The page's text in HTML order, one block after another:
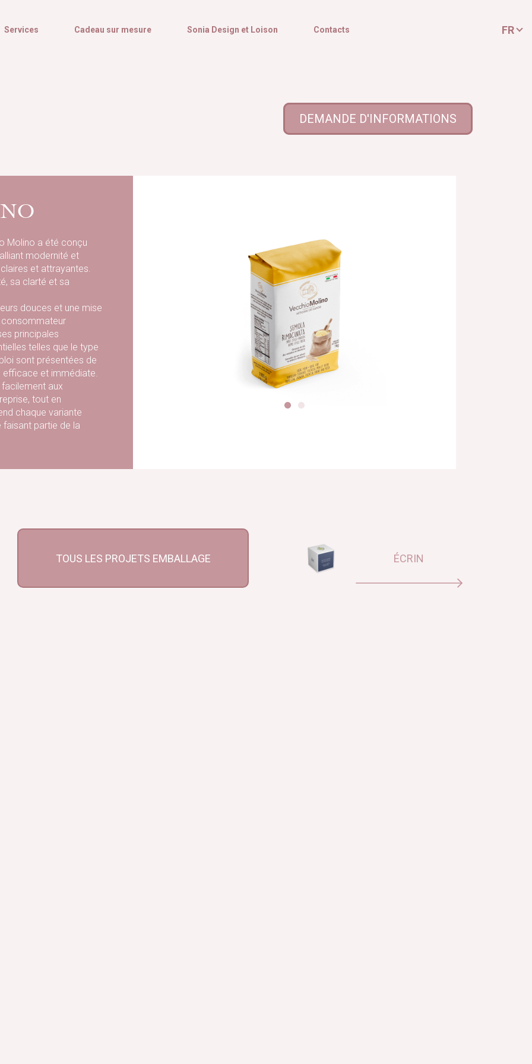
Services Cadeau sur mesure Sonia Design et Loison Contacts FR
DEMANDE D'INFORMATIONS
Molino a été conçu
modernité et
et attrayantes.
sa clarté et sa
douces et une mise
principales
telles que le type
sont présentées de
efficace et immédiate.
aux
tout en
chaque variante
partie de la
TOUS LES PROJETS EMBALLAGE ÉCRIN